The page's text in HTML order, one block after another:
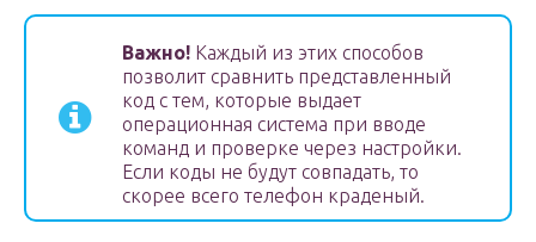
Важно! Каждый из этих способов
позволит сравнить представленный
код с тем, которые выдает
операционная система при вводе
команд и проверке через настройки.
Если коды не будут совпадать, то
скорее всего телефон краденый.